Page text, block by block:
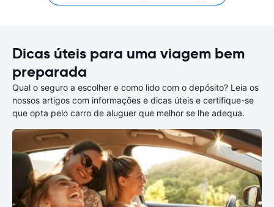
Dicas úteis para uma viagem bem
preparada
Qual o seguro a escolher e como lido com o depósito? Leia os
nossos artigos com informações e dicas úteis e certifique-se
que opta pelo carro de aluguer que melhor se lhe adequa.